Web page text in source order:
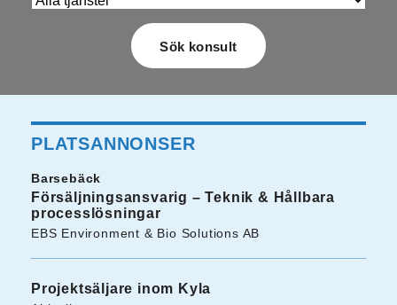
PLATSANNONSER
Barsebäck
Försäljningsansvarig – Teknik & Hållbara
processlösningar
EBS Environment & Bio Solutions AB
Projektsäljare inom Kyla